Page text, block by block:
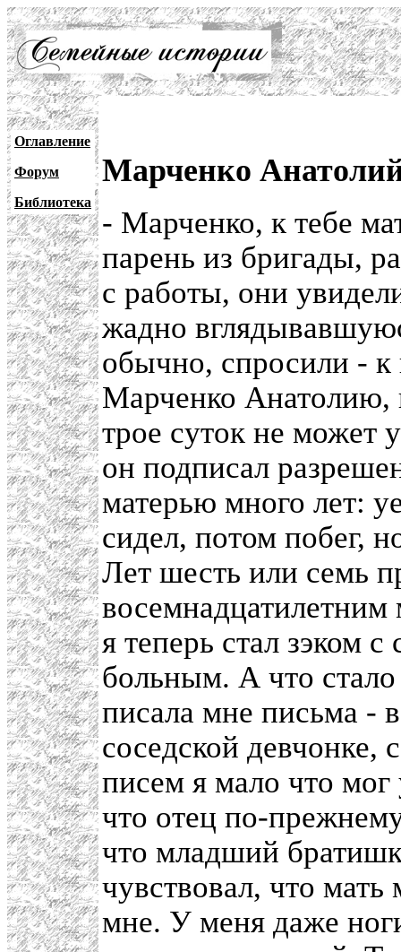
Оглавление
Форум
Библиотека
Марченко
- Марченко, к тебе
парень из бригады,
с работы, они
жадно
обычно, спросили - к
Марченко Анатолию,
трое суток не может
он подписал
матерью много лет:
сидел, потом побег,
Лет шесть или семь
я теперь стал зэком
больным. А что
писала мне письма -
соседской девчонке,
писем я мало что мог
что отец по-
что младший
чувствовал, что
мне. У меня даже